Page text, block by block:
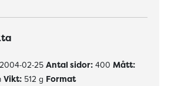
2004-02-25 Antal sidor: 400 Mått:
Vikt: 512 g Format